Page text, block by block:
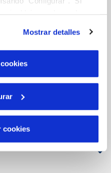
sitio web funcione y que
Puedes consultar
de Cookies
Mostrar detalles
cookies